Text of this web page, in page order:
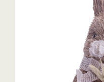
Colmobil Austria
Controller Institut
Designer Outlets
DOMOFERM